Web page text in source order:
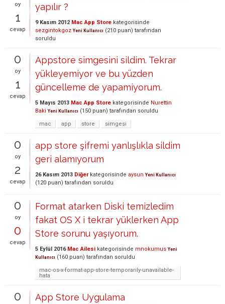
oy
1
cevap
yapılır ?
9 Kasım 2012 Mac App Store kategorisinde
sezgintokgoz Yeni Kullanıcı (210 puan) tarafından
soruldu
0
oy
1
cevap
Appstore simgesini sildim. Tekrar
yükleyemiyor ve bu yüzden
güncelleme de yapamiyorum.
5 Mayıs 2013 Mac App Store kategorisinde Nurettin
Baki Yeni Kullanıcı (150 puan) tarafından soruldu
mac
app store simgesi
0
oy
2
cevap
app store şifremi yanlışlıkla sildim
geri alamıyorum
26 Kasım 2013 Diğerkategorisinde aysun Yeni Kullanıcı
(120 puan) tarafından soruldu
0
oy
0
cevap
Format atarken Diski temizledim
fakat OS X i tekrar yüklerken App
Store sorunu yaşıyorum.
5 Eylül 2016 Mac Ailesi kategorisinde mnokumus Yeni
Kullanıcı (160 puan) tarafından soruldu
mac-os-x-format-app-store-temporarily-unavailable-
hata
0
App Store Uygulama